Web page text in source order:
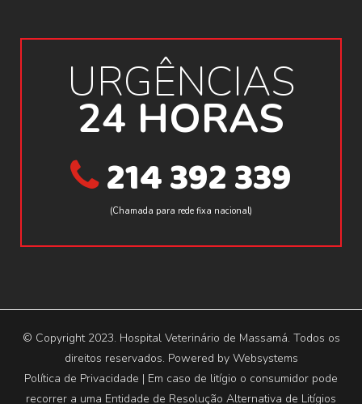
URGÊNCIAS
24 HORAS
214 392 339
(Chamada para rede fixa nacional)
© Copyright 2023. Hospital Veterinário de Massamá. Todos os
direitos reservados. Powered by Websystems
Política de Privacidade | Em caso de litígio o consumidor pode
recorrer a uma Entidade de Resolução Alternativa de Litígios